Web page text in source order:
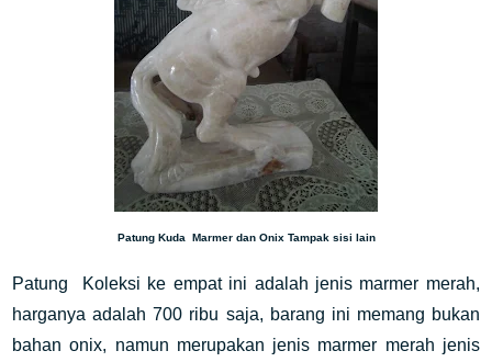
Patung Kuda Marmer dan Onix Tampak sisi lain
Patung Koleksi ke empat ini adalah jenis marmer merah,
harganya adalah 700 ribu saja, barang ini memang bukan
bahan onix, namun merupakan jenis marmer merah jenis